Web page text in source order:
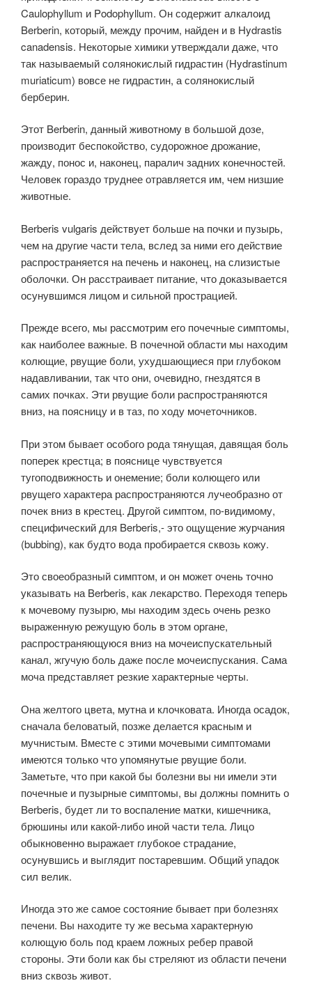
Caulophyllum и Podophyllum. Он содержит алкалоид
Berberin, который, между прочим, найден и в Hydrastis
canadensis. Некоторые химики утверждали даже, что
так называемый солянокислый гидрастин (Hydrastinum
muriaticum) вовсе не гидрастин, а солянокислый
берберин.
Этот Berberin, данный животному в большой дозе,
производит беспокойство, судорожное дрожание,
жажду, понос и, наконец, паралич задних конечностей.
Человек гораздо труднее отравляется им, чем низшие
животные.
Berberis vulgaris действует больше на почки и пузырь,
чем на другие части тела, вслед за ними его действие
распространяется на печень и наконец, на слизистые
оболочки. Он расстраивает питание, что доказывается
осунувшимся лицом и сильной прострацией.
Прежде всего, мы рассмотрим его почечные симптомы,
как наиболее важные. В почечной области мы находим
колющие, рвущие боли, ухудшающиеся при глубоком
надавливании, так что они, очевидно, гнездятся в
самих почках. Эти рвущие боли распространяются
вниз, на поясницу и в таз, по ходу мочеточников.
При этом бывает особого рода тянущая, давящая боль
поперек крестца; в пояснице чувствуется
тугоподвижность и онемение; боли колющего или
рвущего характера распространяются лучеобразно от
почек вниз в крестец. Другой симптом, по-видимому,
специфический для Berberis,- это ощущение журчания
(bubbing), как будто вода пробирается сквозь кожу.
Это своеобразный симптом, и он может очень точно
указывать на Berberis, как лекарство. Переходя теперь
к мочевому пузырю, мы находим здесь очень резко
выраженную режущую боль в этом органе,
распространяющуюся вниз на мочеиспускательный
канал, жгучую боль даже после мочеиспускания. Сама
моча представляет резкие характерные черты.
Она желтого цвета, мутна и клочковата. Иногда осадок,
сначала беловатый, позже делается красным и
мучнистым. Вместе с этими мочевыми симптомами
имеются только что упомянутые рвущие боли.
Заметьте, что при какой бы болезни вы ни имели эти
почечные и пузырные симптомы, вы должны помнить о
Berberis, будет ли то воспаление матки, кишечника,
брюшины или какой-либо иной части тела. Лицо
обыкновенно выражает глубокое страдание,
осунувшись и выглядит постаревшим. Общий упадок
сил велик.
Иногда это же самое состояние бывает при болезнях
печени. Вы находите ту же весьма характерную
колющую боль под краем ложных ребер правой
стороны. Эти боли как бы стреляют из области печени
вниз сквозь живот.